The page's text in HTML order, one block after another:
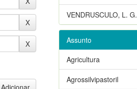
VENDRUSCULO, L. G.
Assunto
Agricultura
Agrossilvipastoril